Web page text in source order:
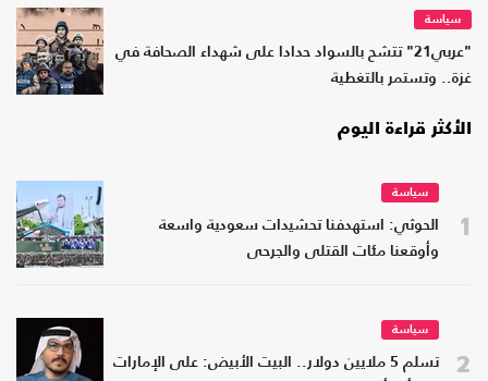
سياسة
"عربي21" تتشح بالسواد حدادا على شهداء الصحافة في
غزة.. وتستمر بالتغطية
الأكثر قراءة اليوم
1
سياسة
الحوثي: استهدفنا تحشيدات سعودية واسعة
وأوقعنا مئات القتلى والجرحى
2
سياسة
تسلم 5 ملايين دولار.. البيت الأبيض: على الإمارات